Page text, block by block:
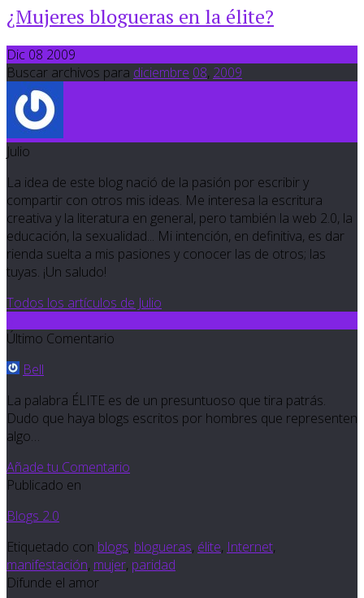
¿Mujeres blogueras en la élite?
Dic 08 2009
Buscar archivos para diciembre 08, 2009
Julio
La idea de este blog nació de la pasión por escribir y
compartir con otros mis ideas. Me interesa la escritura
creativa y la literatura en general, pero también la web 2.0, la
educación, la sexualidad... Mi intención, en definitiva, es dar
rienda suelta a mis pasiones y conocer las de otros; las
tuyas. ¡Un saludo!
Todos los artículos de Julio
Último Comentario
Bell
La palabra ÉLITE es de un presuntuoso que tira patrás.
Dudo que haya blogs escritos por hombres que representen
algo…
Añade tu Comentario
Publicado en
Blogs 2.0
Etiquetado con blogs, blogueras, élite, Internet,
manifestación, mujer, paridad
Difunde el amor